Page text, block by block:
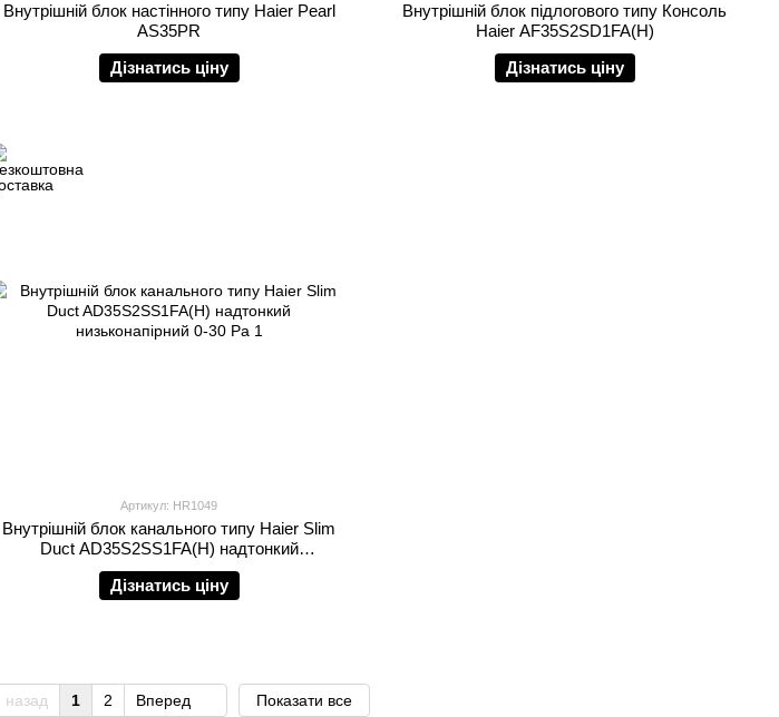
Внутрішній блок настінного типу Haier Pearl
AS35PR
Дізнатись ціну
Внутрішній блок підлогового типу Консоль
Haier AF35S2SD1FA(H)
Дізнатись ціну
Артикул: HR1049
Внутрішній блок канального типу Haier Slim
Duct AD35S2SS1FA(H) надтонкий
низьконапірний 0-30 Pа
Дізнатись ціну
назад 1 2 Вперед Показати все